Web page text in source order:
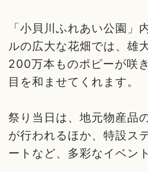
「小貝川ふれあい公園」
ルの広大な花畑では、雄
200万本ものポピーが咲
目を和ませてくれます。
祭り当日は、地元物産品
が行われるほか、特設ス
ートなど、多彩なイベン